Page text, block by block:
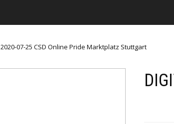
2020-07-25 CSD Online Pride Marktplatz Stuttgart